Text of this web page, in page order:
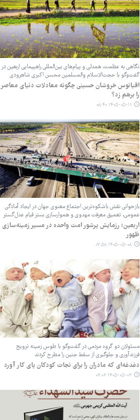
نگاهی به عظمت، همدلی و پیام‌های بین‌المللی راهپیمایی اربعین در
گفت‌وگو با حجت‌الاسلام والمسلمین محسن اکبری شاهرودی
‏اقیانوس خروشان حسینی چگونه معادلات دنیای معاصر
را برهم زد؟
۱۴۰۵-۰۵-۱۱ ۰۸:۴۰
بازخوانی نقش باشکوه‌ترین اجتماع معنوی جهان در ایجاد آمادگی
عمومی، تعمیق معرفت مهدوی و هموارسازی بستر قیام عدل‌گستر
‏‏اربعین؛ رزمایش پرشور امت واحده در مسیر زمینه‌سازی
ظهور
۱۴۰۵-۰۵-۰۸ ۰۷:۵۸
مسئولان دو گروه مردمی در گفت‌وگو با طوس زمینه ترویج
فرزندآوری و جلوگیری از سقط جنین را مطرح کردند
دغدغه‌ای که مادران را برای نجات کودکان پای کار آورد
۱۴۰۵-۰۵-۰۳ ۰۷:۰۶